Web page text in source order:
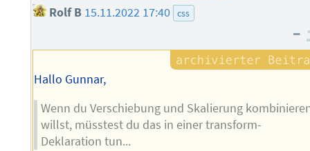
Rolf B 15.11.2022 17:40 css
–
Hallo Gunnar,
Wenn du Verschiebung und Skalierung
willst, müsstest du das in einer transform-
Deklaration tun...